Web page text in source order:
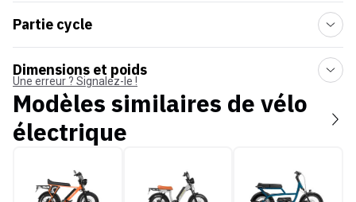
Partie cycle
Dimensions et poids
Une erreur ? Signalez-le !
Modèles similaires de vélo
électrique
One Mile Bike Scrambler S ProOne Mile Bike Scrambler V Pro
Electra Ponto Go!